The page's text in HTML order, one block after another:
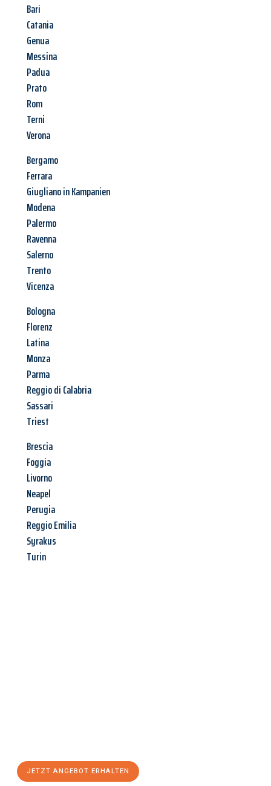
Bari
Catania
Genua
Messina
Padua
Prato
Rom
Terni
Verona
Bergamo
Ferrara
Giugliano in Kampanien
Modena
Palermo
Ravenna
Salerno
Trento
Vicenza
Bologna
Florenz
Latina
Monza
Parma
Reggio di Calabria
Sassari
Triest
Brescia
Foggia
Livorno
Neapel
Perugia
Reggio Emilia
Syrakus
Turin
JETZT ANGEBOT ERHALTEN